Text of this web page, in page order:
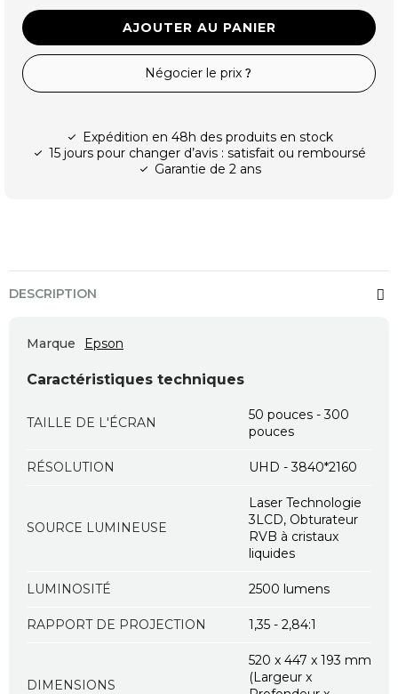
AJOUTER AU PANIER
Négocier le prix
Expédition en 48h des produits en stock
15 jours pour changer d’avis : satisfait ou remboursé
Garantie de 2 ans
DESCRIPTION
Marque Epson
Caractéristiques techniques
TAILLE DE L'ÉCRAN
50 pouces - 300
pouces
RÉSOLUTION UHD - 3840*2160
SOURCE LUMINEUSE
Laser Technologie
3LCD, Obturateur
RVB à cristaux
liquides
LUMINOSITÉ 2500 lumens
RAPPORT DE PROJECTION 1,35 - 2,84:1
DIMENSIONS
520‎ x 447 x 193 mm
(Largeur x